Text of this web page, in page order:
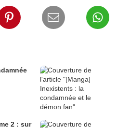
2 : sur